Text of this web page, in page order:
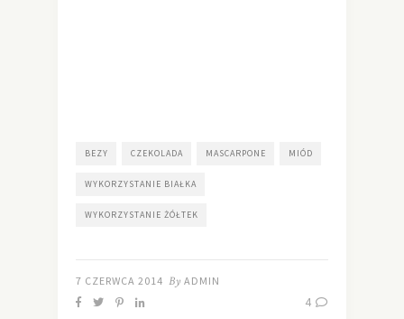
BEZY CZEKOLADA MASCARPONE MIÓD
WYKORZYSTANIE BIAŁKA
WYKORZYSTANIE ŻÓŁTEK
7 CZERWCA 2014 By ADMIN
4